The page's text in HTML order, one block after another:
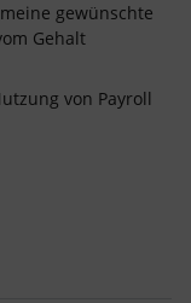
gewünschte
Gehalt
von Payroll